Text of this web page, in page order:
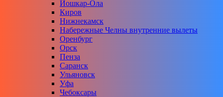
Йошкар-Ола
Киров
Нижнекамск
Набережные Челны внутренние вылеты
Оренбург
Орск
Пенза
Саранск
Ульяновск
Уфа
Чебоксары